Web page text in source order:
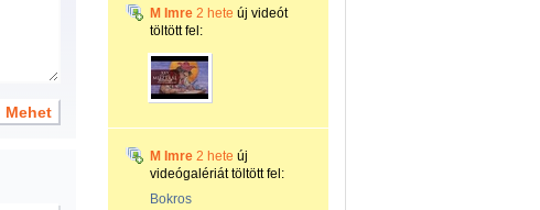
M Imre 2 hete új videót
töltött fel:
M Imre 2 hete új
videógalériát töltött fel:
Bokros